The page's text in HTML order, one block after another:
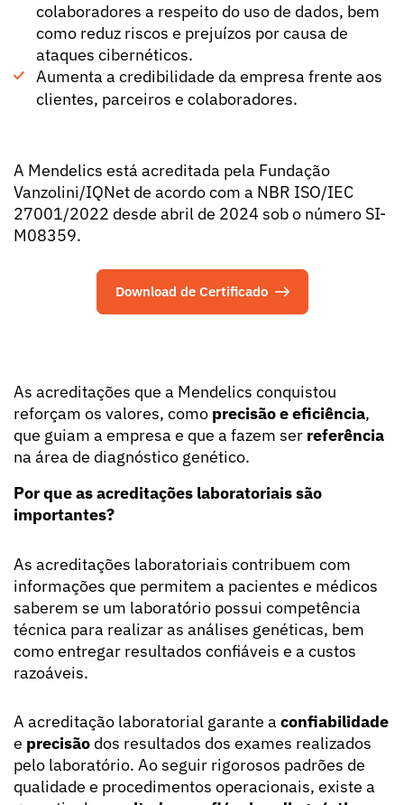
colaboradores a respeito do uso de dados, bem
como reduz riscos e prejuízos por causa de
ataques cibernéticos.
Aumenta a credibilidade da empresa frente aos
clientes, parceiros e colaboradores.
A Mendelics está acreditada pela Fundação
Vanzolini/IQNet de acordo com a NBR ISO/IEC
27001/2022 desde abril de 2024 sob o número SI-
M08359.
Download de Certificado
As acreditações que a Mendelics conquistou
reforçam os valores, como precisão e eficiência,
que guiam a empresa e que a fazem ser referência
na área de diagnóstico genético.
Por que as acreditações laboratoriais são
importantes?
As acreditações laboratoriais contribuem com
informações que permitem a pacientes e médicos
saberem se um laboratório possui competência
técnica para realizar as análises genéticas, bem
como entregar resultados confiáveis e a custos
razoáveis.
A acreditação laboratorial garante aconfiabilidade
e precisão dos resultados dos exames realizados
pelo laboratório. Ao seguir rigorosos padrões de
qualidade e procedimentos operacionais, existe a